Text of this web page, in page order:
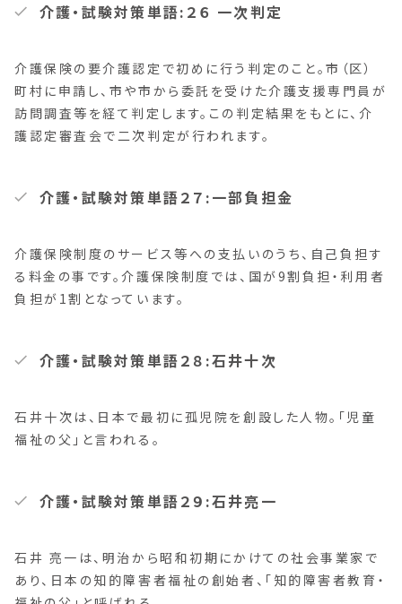
介護・試験対策単語:２６ 一次判定
介護保険の要介護認定で初めに行う判定のこと。市（区）
町村に申請し、市や市から委託を受けた介護支援専門員が
訪問調査等を経て判定します。この判定結果をもとに、介
護認定審査会で二次判定が行われます。
介護・試験対策単語２７:一部負担金
介護保険制度のサービス等への支払いのうち、自己負担す
る料金の事です。介護保険制度では、国が9割負担・利用者
負担が1割となっています。
介護・試験対策単語２８:石井十次
石井十次は、日本で最初に孤児院を創設した人物。「児童
福祉の父」と言われる。
介護・試験対策単語２９:石井亮一
石井 亮一は、明治から昭和初期にかけての社会事業家で
あり、日本の知的障害者福祉の創始者、「知的障害者教育・